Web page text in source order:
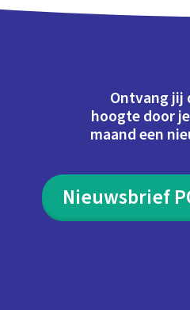
Ontvang jij
hoogte door
maand een
Nieuwsbrief